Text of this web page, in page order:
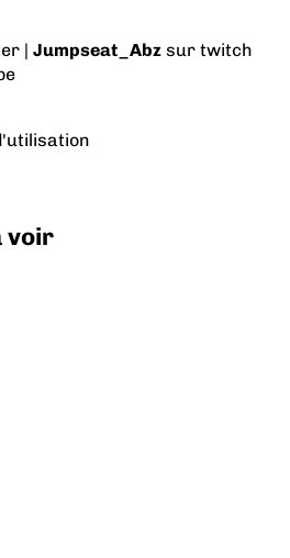
|Jumpseat_Abz sur twitch
voir